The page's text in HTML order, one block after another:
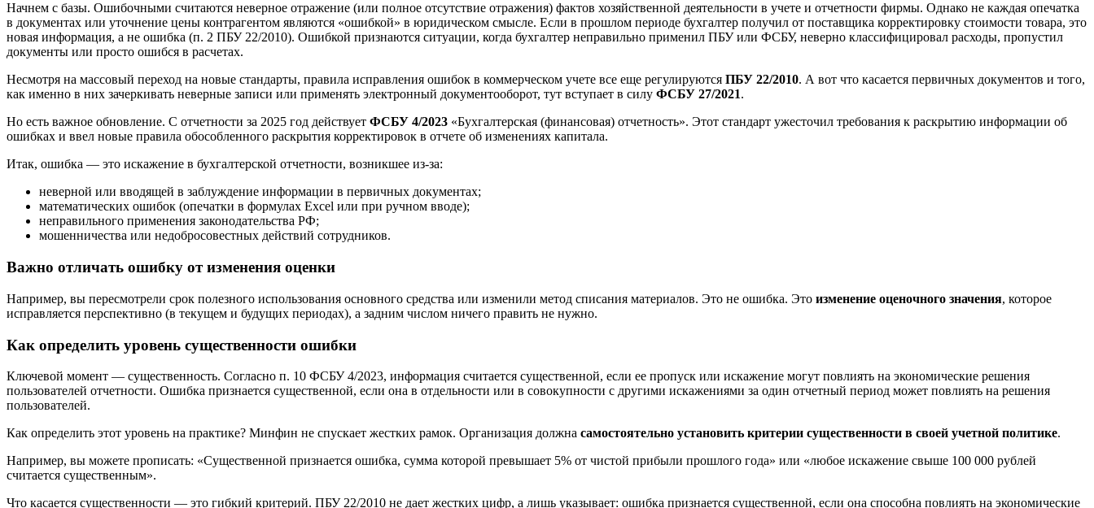
Начнем с базы. Ошибочными считаются неверное отражение (или полное отсутствие отражения) фактов хозяйственной деятельности в учете и отчетности фирмы. Однако не каждая опечатка
в документах или уточнение цены контрагентом являются «ошибкой» в юридическом смысле. Если в прошлом периоде бухгалтер получил от поставщика корректировку стоимости товара, это
новая информация, а не ошибка (п. 2 ПБУ 22/2010). Ошибкой признаются ситуации, когда бухгалтер неправильно применил ПБУ или ФСБУ, неверно классифицировал расходы, пропустил
документы или просто ошибся в расчетах.
Несмотря на массовый переход на новые стандарты, правила исправления ошибок в коммерческом учете все еще регулируются ПБУ 22/2010. А вот что касается первичных документов и того,
как именно в них зачеркивать неверные записи или применять электронный документооборот, тут вступает в силу ФСБУ 27/2021.
Но есть важное обновление. С отчетности за 2025 год действует ФСБУ 4/2023 «Бухгалтерская (финансовая) отчетность». Этот стандарт ужесточил требования к раскрытию информации об
ошибках и ввел новые правила обособленного раскрытия корректировок в отчете об изменениях капитала.
Итак, ошибка — это искажение в бухгалтерской отчетности, возникшее из-за:
неверной или вводящей в заблуждение информации в первичных документах;
математических ошибок (опечатки в формулах Excel или при ручном вводе);
неправильного применения законодательства РФ;
мошенничества или недобросовестных действий сотрудников.
Важно отличать ошибку от изменения оценки
Например, вы пересмотрели срок полезного использования основного средства или изменили метод списания материалов. Это не ошибка. Это изменение оценочного значения, которое
исправляется перспективно (в текущем и будущих периодах), а задним числом ничего править не нужно.
Как определить уровень существенности ошибки
Ключевой момент — существенность. Согласно п. 10 ФСБУ 4/2023, информация считается существенной, если ее пропуск или искажение могут повлиять на экономические решения
пользователей отчетности. Ошибка признается существенной, если она в отдельности или в совокупности с другими искажениями за один отчетный период может повлиять на решения
пользователей.
Как определить этот уровень на практике? Минфин не спускает жестких рамок. Организация должна самостоятельно установить критерии существенности в своей учетной политике.
Например, вы можете прописать: «Существенной признается ошибка, сумма которой превышает 5% от чистой прибыли прошлого года» или «любое искажение свыше 100 000 рублей
считается существенным».
Что касается существенности — это гибкий критерий. ПБУ 22/2010 не дает жестких цифр, а лишь указывает: ошибка признается существенной, если она способна повлиять на экономические